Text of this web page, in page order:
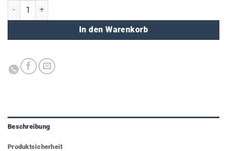
Kinderrucksack - Blue Bloom Menge
In den Warenkorb
Beschreibung
Produktsicherheit